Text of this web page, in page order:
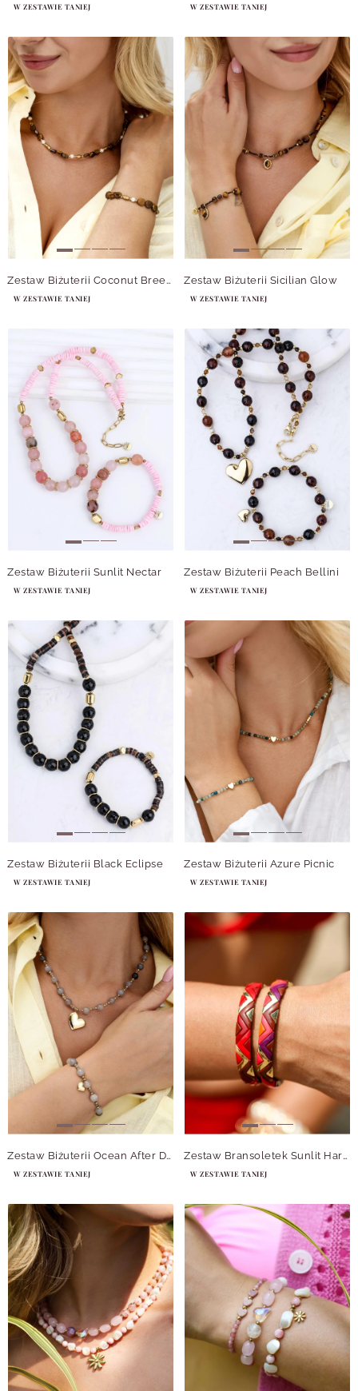
W ZESTAWIE TANIEJ W ZESTAWIE TANIEJ
Zestaw Biżuterii Coconut Breeze
W ZESTAWIE TANIEJ
Zestaw Biżuterii Sicilian Glow
W ZESTAWIE TANIEJ
Zestaw Biżuterii Sunlit Nectar
W ZESTAWIE TANIEJ
Zestaw Biżuterii Peach Bellini
W ZESTAWIE TANIEJ
Zestaw Biżuterii Black Eclipse
W ZESTAWIE TANIEJ
Zestaw Biżuterii Azure Picnic
W ZESTAWIE TANIEJ
Zestaw Biżuterii Ocean After Dark
W ZESTAWIE TANIEJ
Zestaw Bransoletek Sunlit Harmony
W ZESTAWIE TANIEJ